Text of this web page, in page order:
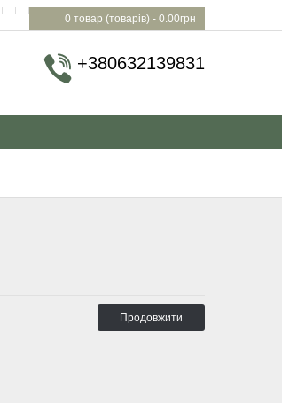
0 товар (товарів) - 0.00грн
+380632139831
Продовжити